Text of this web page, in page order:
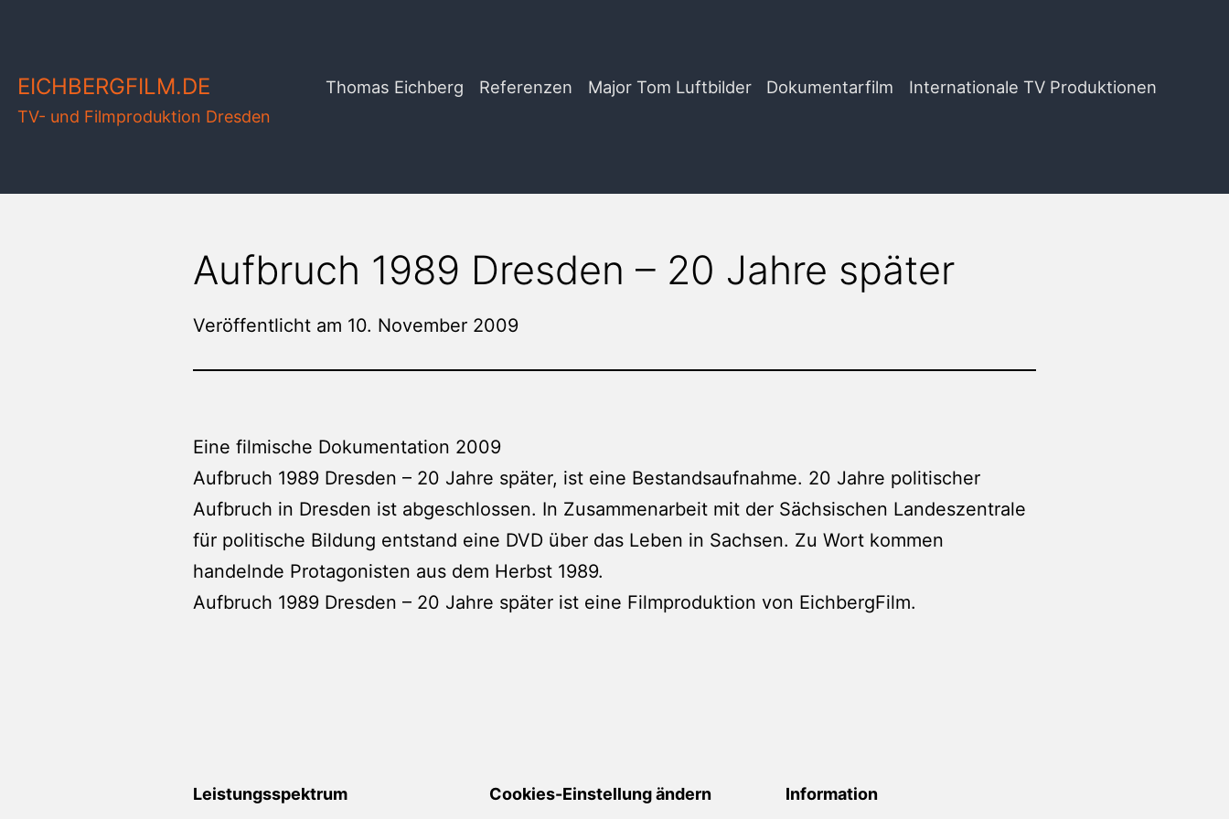
springen
EICHBERGFILM.DE
TV- und Filmproduktion Dresden
Thomas Eichberg Referenzen Major Tom Luftbilder Dokumentarfilm Internationale TV Produktionen
Aufbruch 1989 Dresden – 20 Jahre später
Veröffentlicht am 10. November 2009
Eine filmische Dokumentation 2009
Aufbruch 1989 Dresden – 20 Jahre später, ist eine Bestandsaufnahme. 20 Jahre politischer
Aufbruch in Dresden ist abgeschlossen. In Zusammenarbeit mit der Sächsischen Landeszentrale
für politische Bildung entstand eine DVD über das Leben in Sachsen. Zu Wort kommen
handelnde Protagonisten aus dem Herbst 1989.
Aufbruch 1989 Dresden – 20 Jahre später ist eine Filmproduktion von EichbergFilm.
Leistungsspektrum Cookies-Einstellung ändern Information